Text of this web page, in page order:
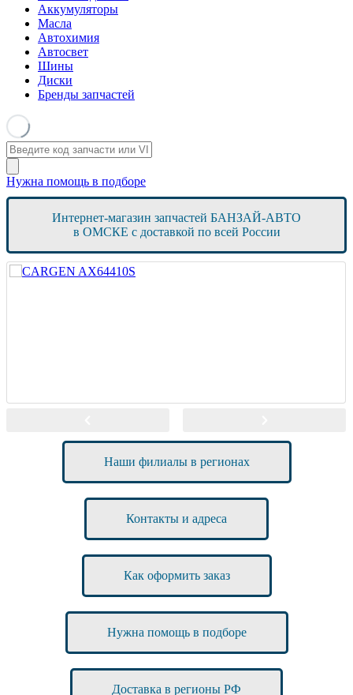
Аккумуляторы
Масла
Автохимия
Автосвет
Шины
Диски
Бренды запчастей
Нужна помощь в подборе
Интернет-магазин запчастей БАНЗАЙ-АВТО
в ОМСКЕ с доставкой по всей России
Наши филиалы в регионах
Контакты и адреса
Как оформить заказ
Нужна помощь в подборе
Доставка в регионы РФ